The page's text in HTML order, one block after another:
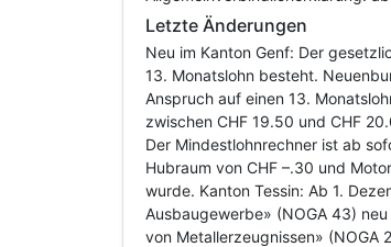
Letzte Änderungen
Neu im Kanton Genf: Der
13. Monatslohn besteht.
Anspruch auf einen 13.
zwischen CHF 19.50 und CHF
Der Mindestlohnrechner ist ab
Hubraum von CHF –.30 und
wurde. Kanton Tessin: Ab 1.
Ausbaugewerbe» (NOGA 43)
von Metallerzeugnissen» (NOGA